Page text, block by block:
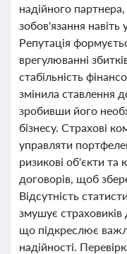
надійного
зобов'язання навіть
Репутація
врегулюванні
стабільність
змінила ставлення
зробивши його
бізнесу. Страхові
управляти
ризикові об'єкти
договорів, щоб
Відсутність
змушує страховиків
що підкреслює
надійності.